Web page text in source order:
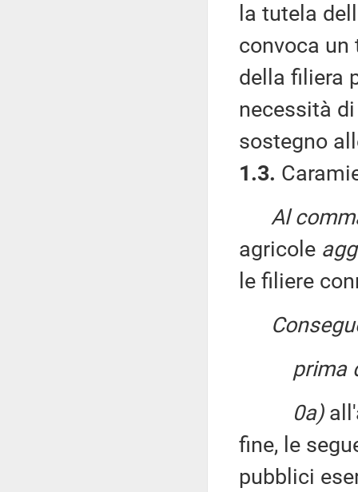
la tutela
convoca
della filiera
necessità
sostegno
1.3.
Al
agricole
le filiere
prima
0a)
fine, le
pubblici